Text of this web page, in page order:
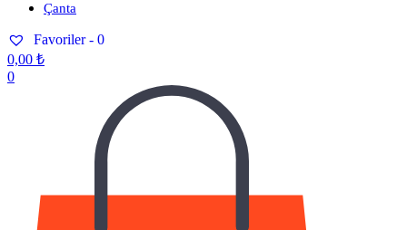
Çanta
Favoriler - 0
0,00 ₺
0